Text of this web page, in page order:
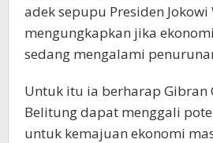
adek sepupu Presiden
mengungkapkan jika
sedang mengalami
Untuk itu ia berharap Gibran
Belitung dapat menggali
untuk kemajuan ekonomi